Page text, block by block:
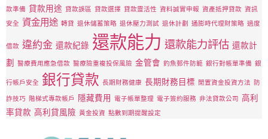
款準備 貸款用途 貸款誤區 貸款選擇 貸款靈活性 資料誠實申報 資產抵押貸款 資訊
安全 資金用途 轉貸 退休儲蓄策略 退休壓力測試 退休計劃 通膨時代理財策略 過度
借款 違約金 還款紀錄 還款能力 還款能力評估 還款計
劃
醫療費用應急借款 醫療險重複投保風險 金管會 釣魚郵件防範 銀行對帳單準備 銀
行帳戶安全 銀行貸款 長期財務健康 長期財務目標 閒置資金投資方法 防
詐技巧 階梯式專款帳戶 隱藏費用 電子帳單整理 電子簽約服務 非法貸款公司 高利
率貸款 高利貸風險 黃金投資 點數到期提醒設定